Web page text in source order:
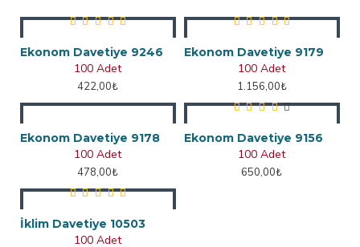
Ekonom Davetiye 9246
100 Adet
422,00₺
Ekonom Davetiye 9179
100 Adet
1.156,00₺
Ekonom Davetiye 9178
100 Adet
478,00₺
Ekonom Davetiye 9156
100 Adet
650,00₺
İklim Davetiye 10503
100 Adet